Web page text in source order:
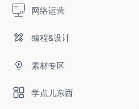
网络运营
编程&设计
素材专区
学点儿东西